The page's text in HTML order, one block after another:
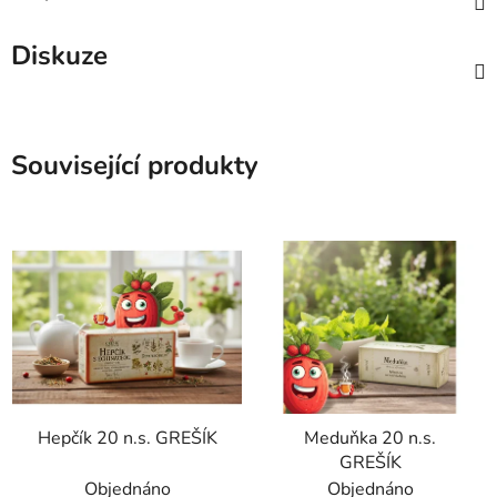
Diskuze
Související produkty
Hepčík 20 n.s. GREŠÍK
Objednáno
Meduňka 20 n.s.
GREŠÍK
Objednáno